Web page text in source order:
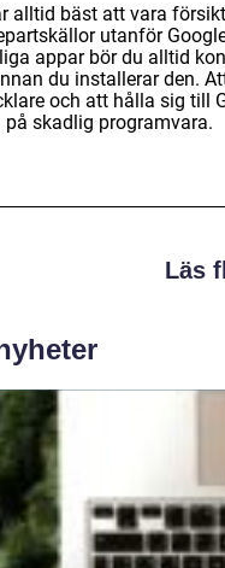
alltid bäst att vara
utanför
appar bör du alltid
du installerar den.
och att hålla sig till
på skadlig programvara.
Läs